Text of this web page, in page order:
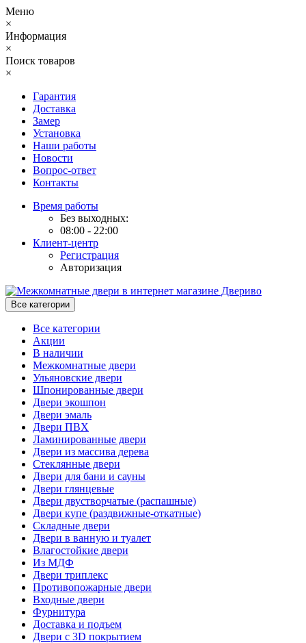
Меню
×
Информация
×
Поиск товаров
×
Гарантия
Доставка
Замер
Установка
Наши работы
Новости
Вопрос-ответ
Контакты
Время работы
Без выходных:
08:00 - 22:00
Клиент-центр
Регистрация
Авторизация
Все категории
Все категории
Акции
В наличии
Межкомнатные двери
Ульяновские двери
Шпонированные двери
Двери экошпон
Двери эмаль
Двери ПВХ
Ламинированные двери
Двери из массива дерева
Стеклянные двери
Двери для бани и сауны
Двери глянцевые
Двери двустворчатые (распашные)
Двери купе (раздвижные-откатные)
Складные двери
Двери в ванную и туалет
Влагостойкие двери
Из МДФ
Двери триплекс
Противопожарные двери
Входные двери
Фурнитура
Доставка и подъем
Двери с 3D покрытием